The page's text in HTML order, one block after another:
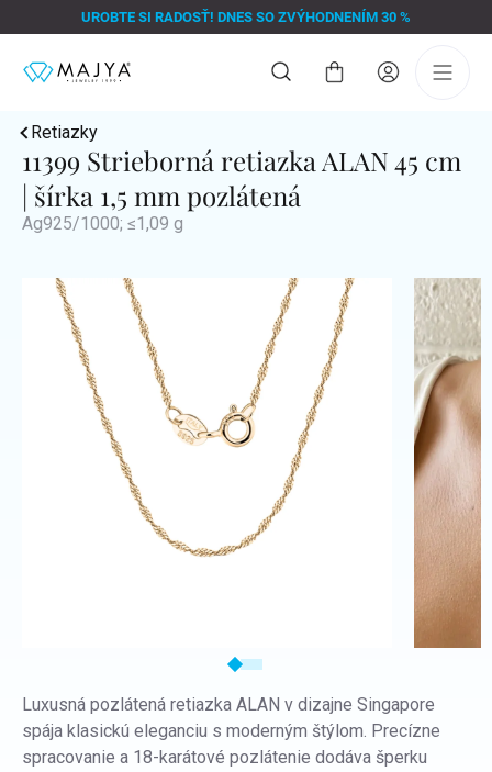
na
UROBTE SI RADOSŤ! DNES SO ZVÝHODNENÍM 30 %
Nákupný
Retiazky
11399 Strieborná retiazka ALAN 45 cm
| šírka 1,5 mm pozlátená
Ag925/1000; ≤1,09 g
Luxusná pozlátená retiazka ALAN v dizajne Singapore
spája klasickú eleganciu s moderným štýlom. Precízne
spracovanie a 18-karátové pozlátenie dodáva šperku